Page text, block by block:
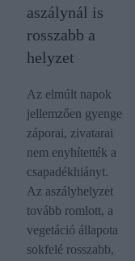
aszálynál is
rosszabb a
helyzet
Az elmúlt napok
jellemzően gyenge
záporai, zivatarai
nem enyhítették a
csapadékhiányt.
Az aszályhelyzet
tovább romlott, a
vegetáció állapota
sokfelé rosszabb,